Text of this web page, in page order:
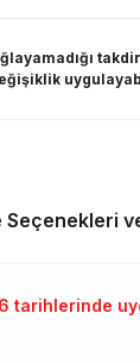
Seçenekleri
tarihlerinde